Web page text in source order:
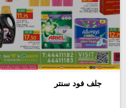
جلف فود سنتر